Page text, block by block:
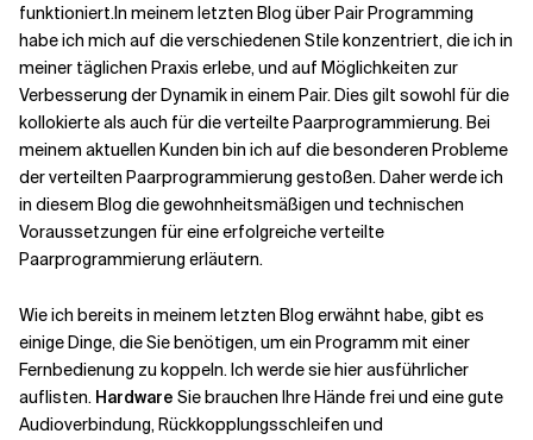
funktioniert.In meinem letzten Blog überPair Programming
habe ich mich auf die verschiedenen Stile konzentriert, die ich in
meiner täglichen Praxis erlebe, und auf Möglichkeiten zur
Verbesserung der Dynamik in einem Pair. Dies gilt sowohl für die
kollokierte als auch für die verteilte Paarprogrammierung. Bei
meinem aktuellen Kunden bin ich auf die besonderen Probleme
der verteilten Paarprogrammierung gestoßen. Daher werde ich
in diesem Blog die gewohnheitsmäßigen und technischen
Voraussetzungen für eine erfolgreiche verteilte
Paarprogrammierung erläutern.
Wie ich bereits in meinem letzten Blog erwähnt habe, gibt es
einige Dinge, die Sie benötigen, um ein Programm mit einer
Fernbedienung zu koppeln. Ich werde sie hier ausführlicher
auflisten. Hardware Sie brauchen Ihre Hände frei und eine gute
Audioverbindung, Rückkopplungsschleifen und